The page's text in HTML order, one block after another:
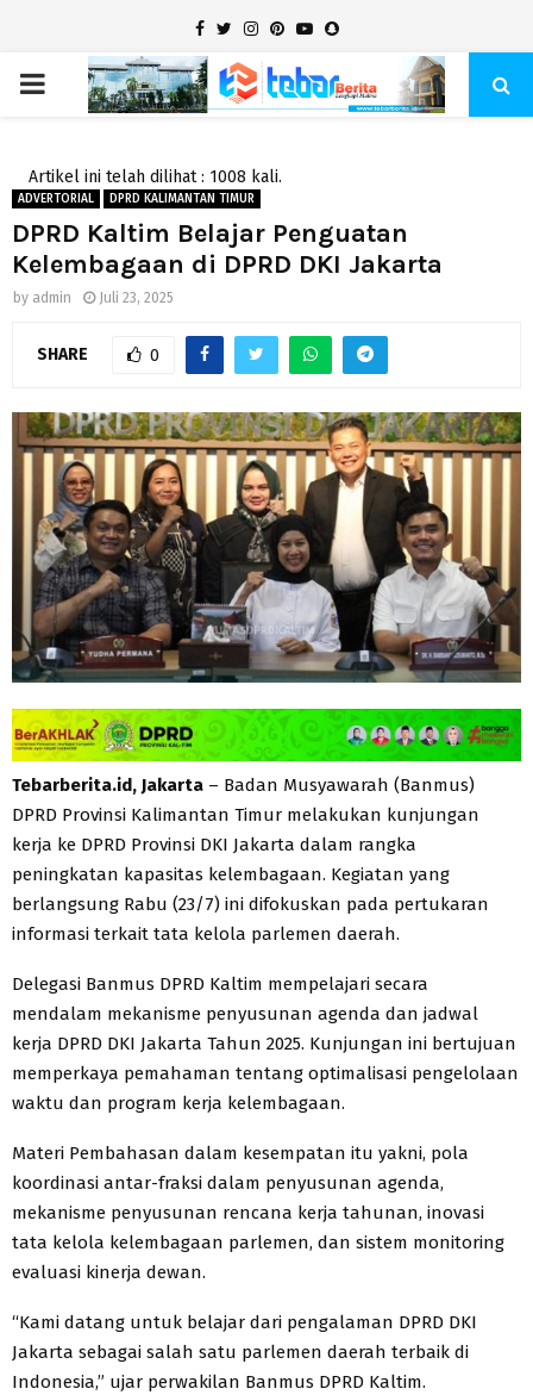
Facebook
TwitterInstagram
Pinterest
YoutubeSnapchat
PRIMARY
Artikel ini telah dilihat : 1008 kali.
ADVERTORIAL DPRD KALIMANTAN TIMUR
DPRD Kaltim Belajar Penguatan
Kelembagaan di DPRD DKI Jakarta
by admin Juli 23, 2025
SHARE 0
Tebarberita.id, Jakarta – Badan Musyawarah (Banmus)
DPRD Provinsi Kalimantan Timur melakukan kunjungan
kerja ke DPRD Provinsi DKI Jakarta dalam rangka
peningkatan kapasitas kelembagaan. Kegiatan yang
berlangsung Rabu (23/7) ini difokuskan pada pertukaran
informasi terkait tata kelola parlemen daerah.
Delegasi Banmus DPRD Kaltim mempelajari secara
mendalam mekanisme penyusunan agenda dan jadwal
kerja DPRD DKI Jakarta Tahun 2025. Kunjungan ini bertujuan
memperkaya pemahaman tentang optimalisasi pengelolaan
waktu dan program kerja kelembagaan.
Materi Pembahasan dalam kesempatan itu yakni, pola
koordinasi antar-fraksi dalam penyusunan agenda,
mekanisme penyusunan rencana kerja tahunan, inovasi
tata kelola kelembagaan parlemen, dan sistem monitoring
evaluasi kinerja dewan.
“Kami datang untuk belajar dari pengalaman DPRD DKI
Jakarta sebagai salah satu parlemen daerah terbaik di
Indonesia,” ujar perwakilan Banmus DPRD Kaltim.